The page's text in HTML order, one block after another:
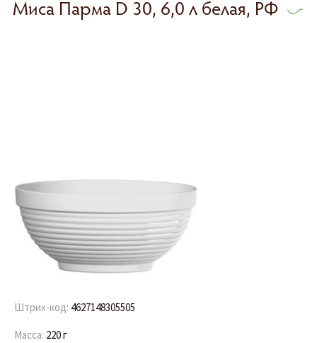
Миса Парма D 30, 6,0 л белая, РФ
Штрих-код: 4627148305505
Масса: 220 г